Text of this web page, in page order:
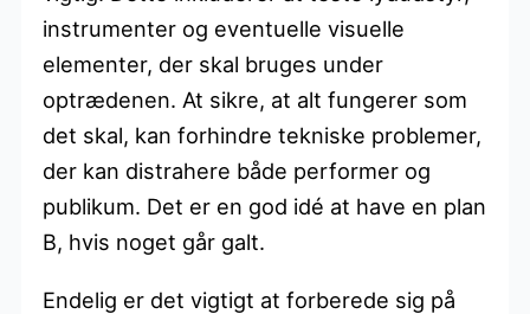
instrumenter og eventuelle visuelle
elementer, der skal bruges under
optrædenen. At sikre, at alt fungerer som
det skal, kan forhindre tekniske problemer,
der kan distrahere både performer og
publikum. Det er en god idé at have en plan
B, hvis noget går galt.
Endelig er det vigtigt at forberede sig på